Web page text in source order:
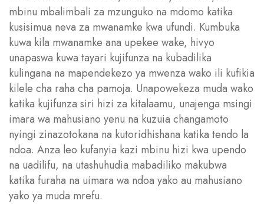
mbinu mbalimbali za mzunguko na mdomo katika
kusisimua neva za mwanamke kwa ufundi. Kumbuka
kuwa kila mwanamke ana upekee wake, hivyo
unapaswa kuwa tayari kujifunza na kubadilika
kulingana na mapendekezo ya mwenza wako ili kufikia
kilele cha raha cha pamoja. Unapowekeza muda wako
katika kujifunza siri hizi za kitalaamu, unajenga msingi
imara wa mahusiano yenu na kuzuia changamoto
nyingi zinazotokana na kutoridhishana katika tendo la
ndoa. Anza leo kufanyia kazi mbinu hizi kwa upendo
na uadilifu, na utashuhudia mabadiliko makubwa
katika furaha na uimara wa ndoa yako au mahusiano
yako ya muda mrefu.